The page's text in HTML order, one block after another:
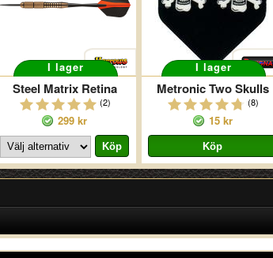
I lager
Steel Matrix Retina
(2)
299 kr
I lager
Metronic Two Skulls
(8)
15 kr